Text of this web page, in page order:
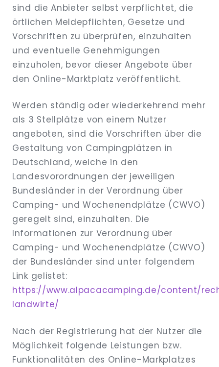
sind die Anbieter selbst verpflichtet, die
örtlichen Meldepflichten, Gesetze und
Vorschriften zu überprüfen, einzuhalten
und eventuelle Genehmigungen
einzuholen, bevor dieser Angebote über
den Online-Marktplatz veröffentlicht.
Werden ständig oder wiederkehrend mehr
als 3 Stellplätze von einem Nutzer
angeboten, sind die Vorschriften über die
Gestaltung von Campingplätzen in
Deutschland, welche in den
Landesvorordnungen der jeweiligen
Bundesländer in der Verordnung über
Camping- und Wochenendplätze (CWVO)
geregelt sind, einzuhalten. Die
Informationen zur Verordnung über
Camping- und Wochenendplätze (CWVO)
der Bundesländer sind unter folgendem
Link gelistet:
https://www.alpacacamping.de/content/
landwirte/
Nach der Registrierung hat der Nutzer die
Möglichkeit folgende Leistungen bzw.
Funktionalitäten des Online-Markplatzes